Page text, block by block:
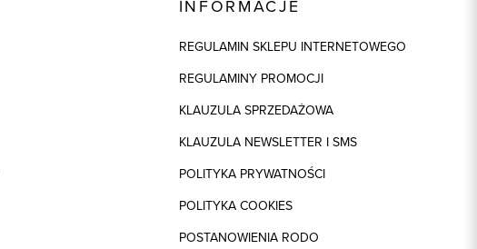
INFORMACJE
REGULAMIN SKLEPU INTERNETOWEGO
REGULAMINY PROMOCJI
KLAUZULA SPRZEDAŻOWA
KLAUZULA NEWSLETTER I SMS
POLITYKA PRYWATNOŚCI
POLITYKA COOKIES
POSTANOWIENIA RODO